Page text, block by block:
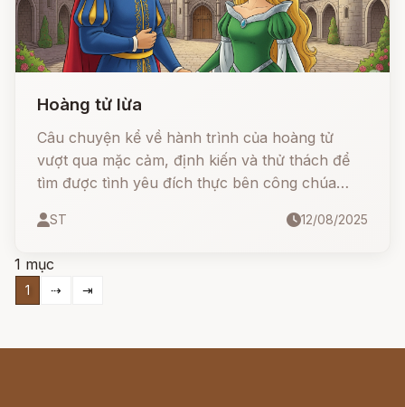
Hoàng tử lừa
Câu chuyện kể về hành trình của hoàng tử
vượt qua mặc cảm, định kiến và thử thách để
tìm được tình yêu đích thực bên công chúa
chân thành, hoàng tử đã chinh phục mọi người
ST 12/08/2025
1 mục
1 ⇢ ⇥